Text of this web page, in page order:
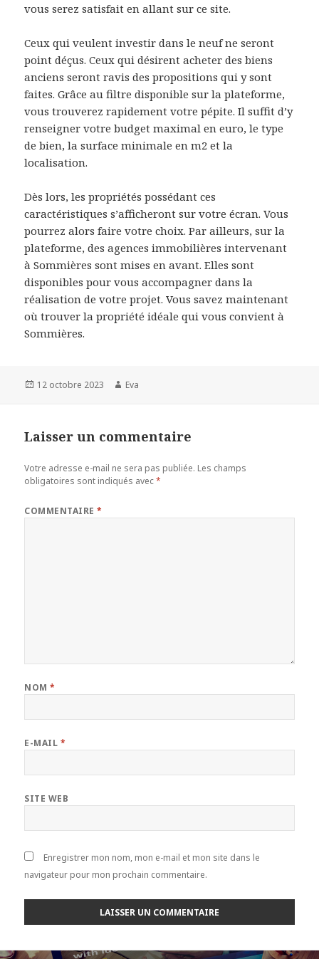
vous serez satisfait en allant sur ce site.
Ceux qui veulent investir dans le neuf ne seront
point déçus. Ceux qui désirent acheter des biens
anciens seront ravis des propositions qui y sont
faites. Grâce au filtre disponible sur la plateforme,
vous trouverez rapidement votre pépite. Il suffit d’y
renseigner votre budget maximal en euro, le type
de bien, la surface minimale en m2 et la
localisation.
Dès lors, les propriétés possédant ces
caractéristiques s’afficheront sur votre écran. Vous
pourrez alors faire votre choix. Par ailleurs, sur la
plateforme, des agences immobilières intervenant
à Sommières sont mises en avant. Elles sont
disponibles pour vous accompagner dans la
réalisation de votre projet. Vous savez maintenant
où trouver la propriété idéale qui vous convient à
Sommières.
Publié
12 octobre 2023 Auteur
Eva
Laisser un commentaire
Votre adresse e-mail ne sera pas publiée. Les champs
obligatoires sont indiqués avec*
COMMENTAIRE*
NOM*
E-MAIL *
SITE WEB
Enregistrer mon nom, mon e-mail et mon site dans le
navigateur pour mon prochain commentaire.